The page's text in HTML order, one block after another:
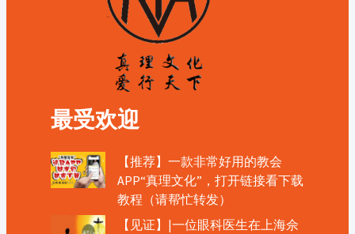
最受欢迎
【推荐】一款非常好用的教会
APP“真理文化”，打开链接看下载
教程（请帮忙转发）
【见证】|一位眼科医生在上海佘